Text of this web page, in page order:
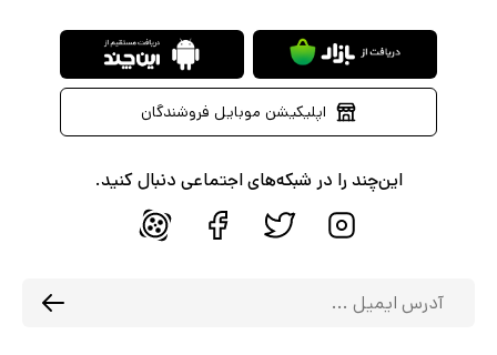
اپلیکیشن موبایل فروشندگان
این‌چند را در شبکه‌های اجتماعی دنبال کنید.